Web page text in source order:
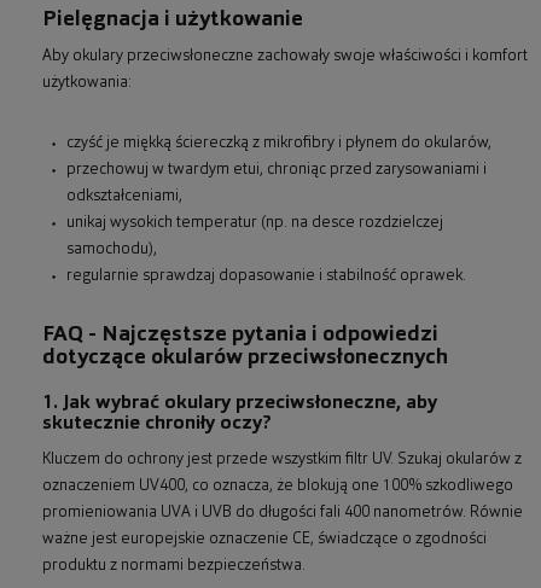
Pielęgnacja i użytkowanie
Aby okulary przeciwsłoneczne zachowały swoje właściwości i komfort
użytkowania:
czyść je miękką ściereczką z mikrofibry i płynem do okularów,
przechowuj w twardym etui, chroniąc przed zarysowaniami i
odkształceniami,
unikaj wysokich temperatur (np. na desce rozdzielczej
samochodu),
regularnie sprawdzaj dopasowanie i stabilność oprawek.
FAQ - Najczęstsze pytania i odpowiedzi
dotyczące okularów przeciwsłonecznych
1. Jak wybrać okulary przeciwsłoneczne, aby
skutecznie chroniły oczy?
Kluczem do ochrony jest przede wszystkim filtr UV. Szukaj okularów z
oznaczeniem UV400, co oznacza, że blokują one 100% szkodliwego
promieniowania UVA i UVB do długości fali 400 nanometrów. Równie
ważne jest europejskie oznaczenie CE, świadczące o zgodności
produktu z normami bezpieczeństwa.